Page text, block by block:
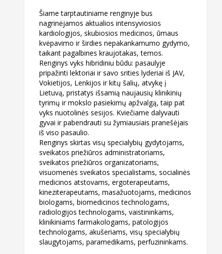
Šiame tarptautiniame renginyje bus
nagrinėjamos aktualios intensyviosios
kardiologijos,skubiosios medicinos, ūmaus
kvėpavimo ir širdies nepakankamumo gydymo,
taikant pagalbines kraujotakas, temos.
Renginys vyks hibridiniu būdu: pasaulyje
pripažinti lektoriai ir savo srities lyderiai iš JAV,
Vokietijos, Lenkijos ir kitų šalių, atvykę į
Lietuvą, pristatys išsamią naujausių klinikinių
tyrimų irmokslo pasiekimų apžvalgą, taip pat
vyks nuotolinės sesijos. Kviečiame dalyvauti
gyvai irpabendrauti su žymiausiais pranešėjais
iš viso pasaulio.
Renginys skirtas visų specialybių gydytojams,
sveikatos priežiūros administratoriams,
sveikatospriežiūros organizatoriams,
visuomenės sveikatos specialistams, socialinės
medicinos atstovams, ergoterapeutams,
kineziterapeutams, masažuotojams, medicinos
biologams, biomedicinos technologams,
radiologijos technologams, vaistininkams,
klinikiniams farmakologams, patologijos
technologams, akušeriams, visų specialybių
slaugytojams, paramedikams, perfuzininkams.